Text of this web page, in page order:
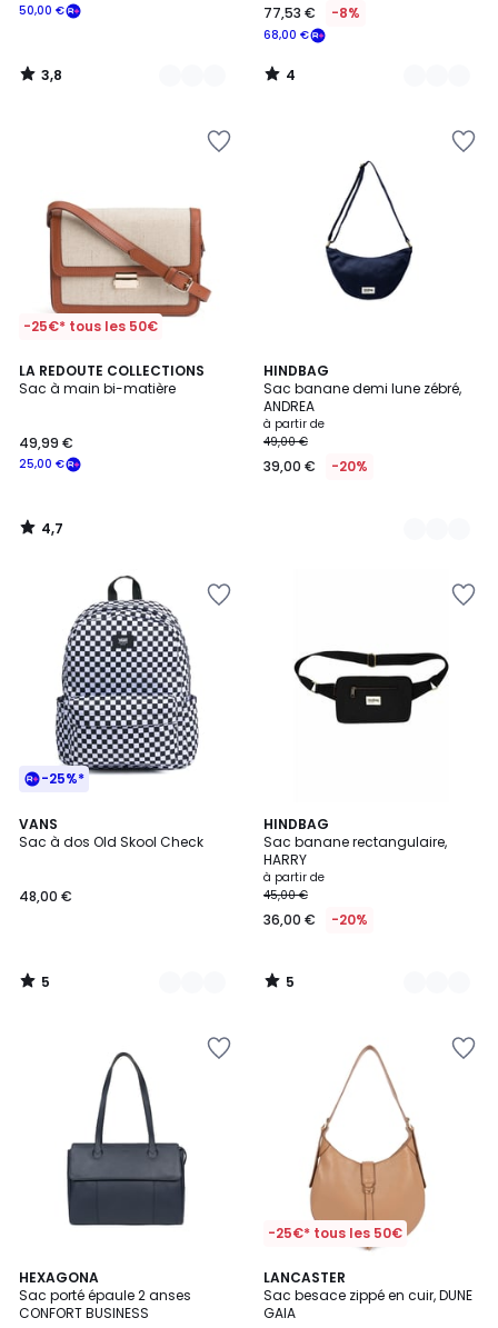
50,00 €
3,8
/
68,00 €
77,53 € -8%
4
/
-25€* tous les 50€
LA REDOUTE COLLECTIONS
Sac à main bi-matière
25,00 €
49,99 €
4,7
/ 5
4,7
/
HINDBAG
Sac banane demi lune zébré,
ANDREA
à partir de
49,00 €
39,00 € -20%
16
Couleurs
-25%*
VANS
Sac à dos Old Skool Check
48,00 €
5
/
3
Couleurs
5
/
HINDBAG
Sac banane rectangulaire,
HARRY
à partir de
45,00 €
36,00 € -20%
5
/
5
18
Couleurs
5
/
HEXAGONA
Sac porté épaule 2 anses
CONFORT BUSINESS
6
Couleurs
-25€* tous les 50€
LANCASTER
Sac besace zippé en cuir, DUNE
GAIA